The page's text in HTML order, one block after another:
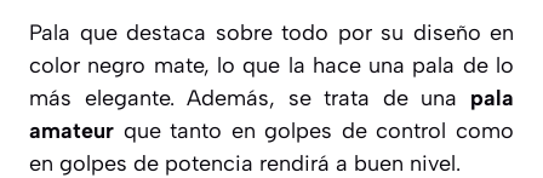
Pala que destaca sobre todo por su diseño en
color negro mate, lo que la hace una pala de lo
más elegante. Además, se trata de una pala
amateur que tanto en golpes de control como
en golpes de potencia rendirá a buen nivel.